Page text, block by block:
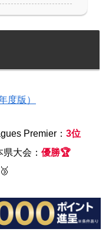
度版）
Premier：3位
県大会：優勝🏆
🥉